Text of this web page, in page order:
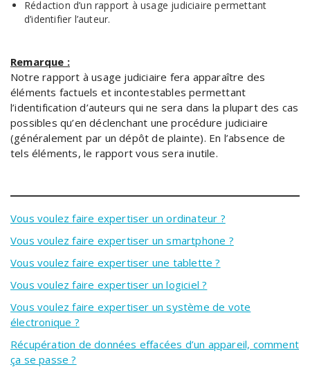
Rédaction d’un rapport à usage judiciaire permettant
d’identifier l’auteur.
Remarque :
Notre rapport à usage judiciaire fera apparaître des
éléments factuels et incontestables permettant
l’identification d’auteurs qui ne sera dans la plupart des cas
possibles qu’en déclenchant une procédure judiciaire
(généralement par un dépôt de plainte). En l’absence de
tels éléments, le rapport vous sera inutile.
Vous voulez faire expertiser un ordinateur ?
Vous voulez faire expertiser un smartphone ?
Vous voulez faire expertiser une tablette ?
Vous voulez faire expertiser un logiciel ?
Vous voulez faire expertiser un système de vote
électronique ?
Récupération de données effacées d’un appareil, comment
ça se passe ?